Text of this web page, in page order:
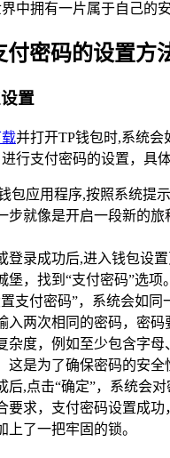
中拥有一片属于自己的安
付密码的设置方
置
并打开TP钱包时,系统会
行支付密码的设置，具体
包应用程序,按照系统提
步就像是开启一段新的旅
登录成功后,进入钱包设
堡，找到“支付密码”选项。
置支付密码”，系统会如
入两次相同的密码，密码
杂度，例如至少包含字母
这是为了确保密码的安全
后,点击“确定”，系统会
要求，支付密码设置成
上了一把牢固的锁。